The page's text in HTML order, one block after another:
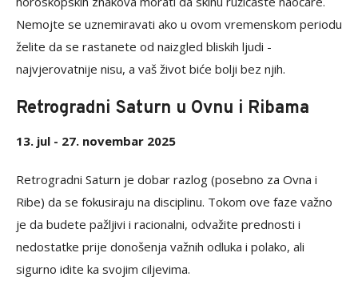
Nemojte se uznemiravati ako u ovom vremenskom periodu
želite da se rastanete od naizgled bliskih ljudi -
najvjerovatnije nisu, a vaš život biće bolji bez njih.
Retrogradni Saturn u Ovnu i Ribama
13. jul - 27. novembar 2025
Retrogradni Saturn je dobar razlog (posebno za Ovna i
Ribe) da se fokusiraju na disciplinu. Tokom ove faze važno
je da budete pažljivi i racionalni, odvažite prednosti i
nedostatke prije donošenja važnih odluka i polako, ali
sigurno idite ka svojim ciljevima.